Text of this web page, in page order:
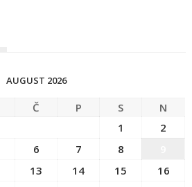
AUGUST 2026
Č P S
N
1
2
6 7 8
13 14 15
16